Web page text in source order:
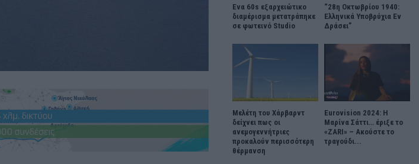
Ένα 60s εξαρχειώτικο
διαμέρισμα μετατράπηκε
σε φωτεινό Studio
“28η Οκτωβρίου 1940:
Ελληνικά Υποβρύχια Εν
Δράσει”
Μελέτη του Χάρβαρντ
δείχνει πως οι
ανεμογεννήτριες
προκαλούν περισσότερη
θέρμανση
Eurovision 2024: Η
Μαρίνα Σάττι… έριξε το
«ZARI» – Ακούστε το
τραγούδι...